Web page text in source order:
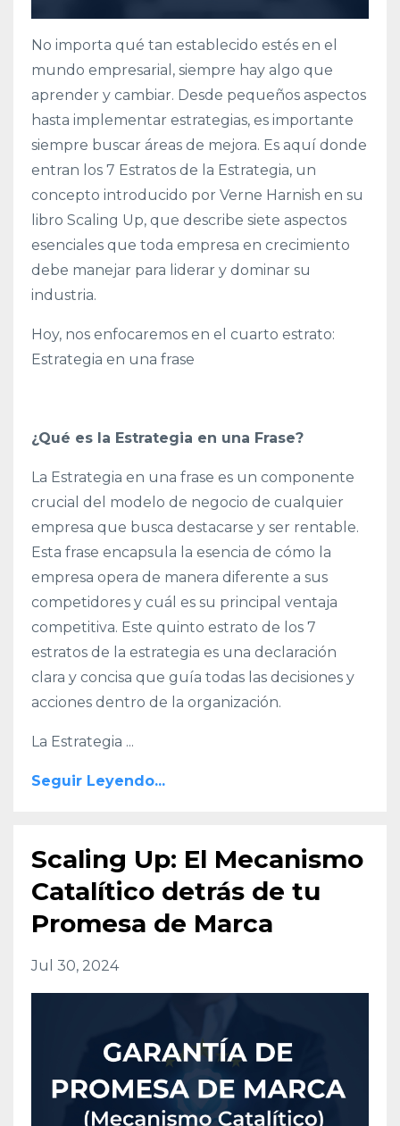
No importa qué tan establecido estés en el
mundo empresarial, siempre hay algo que
aprender y cambiar. Desde pequeños aspectos
hasta implementar estrategias, es importante
siempre buscar áreas de mejora. Es aquí donde
entran los 7 Estratos de la Estrategia, un
concepto introducido por Verne Harnish en su
libro Scaling Up, que describe siete aspectos
esenciales que toda empresa en crecimiento
debe manejar para liderar y dominar su
industria.
Hoy, nos enfocaremos en el cuarto estrato:
Estrategia en una frase
¿Qué es la Estrategia en una Frase?
La Estrategia en una frase es un componente
crucial del modelo de negocio de cualquier
empresa que busca destacarse y ser rentable.
Esta frase encapsula la esencia de cómo la
empresa opera de manera diferente a sus
competidores y cuál es su principal ventaja
competitiva. Este quinto estrato de los 7
estratos de la estrategia es una declaración
clara y concisa que guía todas las decisiones y
acciones dentro de la organización.
La Estrategia ...
Seguir Leyendo...
Scaling Up: El Mecanismo
Catalítico detrás de tu
Promesa de Marca
Jul 30, 2024